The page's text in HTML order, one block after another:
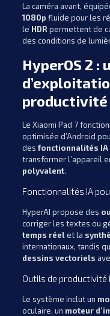
La caméra avant,
1080p fluide pour les
le HDR permettent de
des conditions de
HyperOS 2 :
productivité
Le Xiaomi Pad 7
optimisée d’Android
desfonctionnalités IA
transformer l’appareil
polyvalent.
Fonctionnalités IA
HyperAI propose des
corriger les textes ou
temps réelet la
internationaux, tandis
dessins vectoriels
Outils de productivité
Le système inclut un
oculaire, un moteur